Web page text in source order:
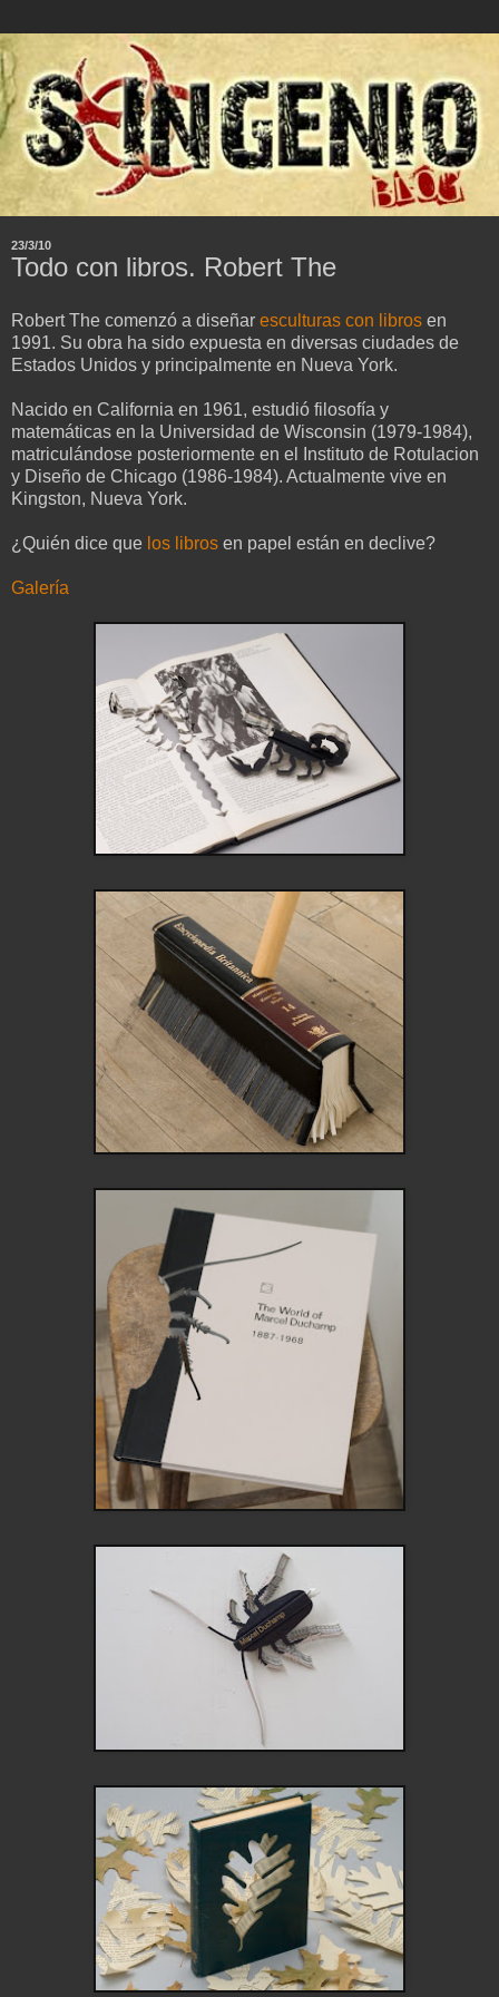
23/3/10
Todo con libros. Robert The
Robert The comenzó a diseñar esculturas con libros en
1991. Su obra ha sido expuesta en diversas ciudades de
Estados Unidos y principalmente en Nueva York.
Nacido en California en 1961, estudió filosofía y
matemáticas en la Universidad de Wisconsin (1979-1984),
matriculándose posteriormente en el Instituto de Rotulacion
y Diseño de Chicago (1986-1984). Actualmente vive en
Kingston, Nueva York.
¿Quién dice que los libros en papel están en declive?
Galería